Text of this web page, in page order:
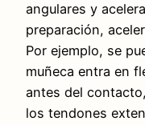
angulares y
preparación,
Por ejemplo, se
muñeca entra en
antes del
los tendones